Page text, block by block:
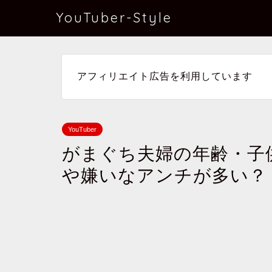
YouTuber-Style
アフィリエイト広告を利用しています
YouTuber
がまぐち夫婦の年齢・
や嫌いなアンチが多い？